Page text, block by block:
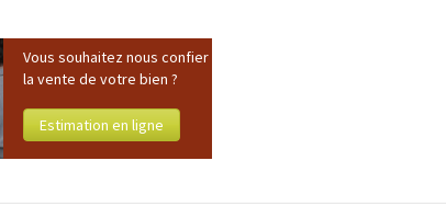
Vous souhaitez nous confier
la vente de votre bien ?
Estimation en ligne